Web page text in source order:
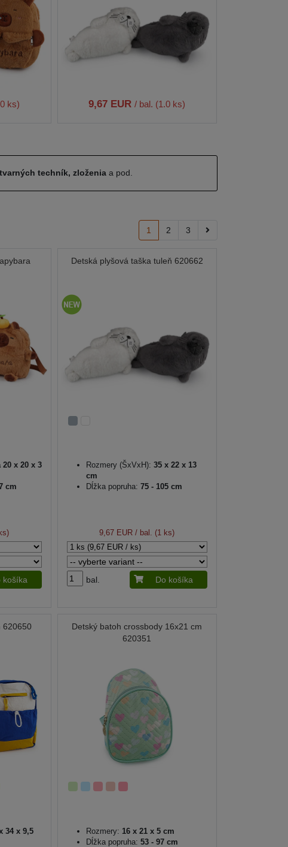
ks) 9,67 EUR / bal. (1.0 ks)
techník, zloženiaa pod.
1 2 3
20 x 20 x 3
cm
košíka
Detská plyšová taška tuleň 620662
Rozmery (ŠxVxH): 35 x 22 x 13
cm
Dĺžka popruha: 75 - 105 cm
9,67 EUR / bal. (1 ks)
bal. Do košíka
620650
34 x 9,5
Detský batoh crossbody 16x21 cm
620351
Rozmery: 16 x 21 x 5 cm
Dĺžka popruha: 53 - 97 cm